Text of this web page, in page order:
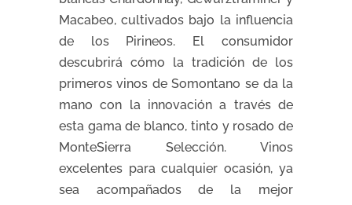
Macabeo, cultivados bajo la influencia
de los Pirineos. El consumidor
descubrirá cómo la tradición de los
primeros vinos de Somontano se da la
mano con la innovación a través de
esta gama de blanco, tinto y rosado de
MonteSierra Selección. Vinos
excelentes para cualquier ocasión, ya
sea acompañados de la mejor